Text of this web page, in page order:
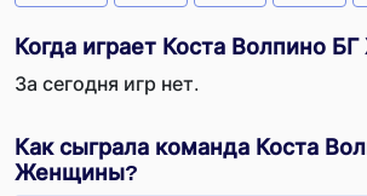
Когда играет Коста Волпино
За сегодня игр нет.
Как сыграла команда Коста
Женщины?